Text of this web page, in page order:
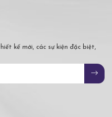
kế mới, các sự kiện đặc biệt,